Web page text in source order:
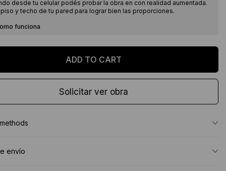
desde tu celular podés probar la obra en con realidad aumentada.
y techo de tu pared para lograr bien las proporciones.
funciona
Solicitar ver obra
envío